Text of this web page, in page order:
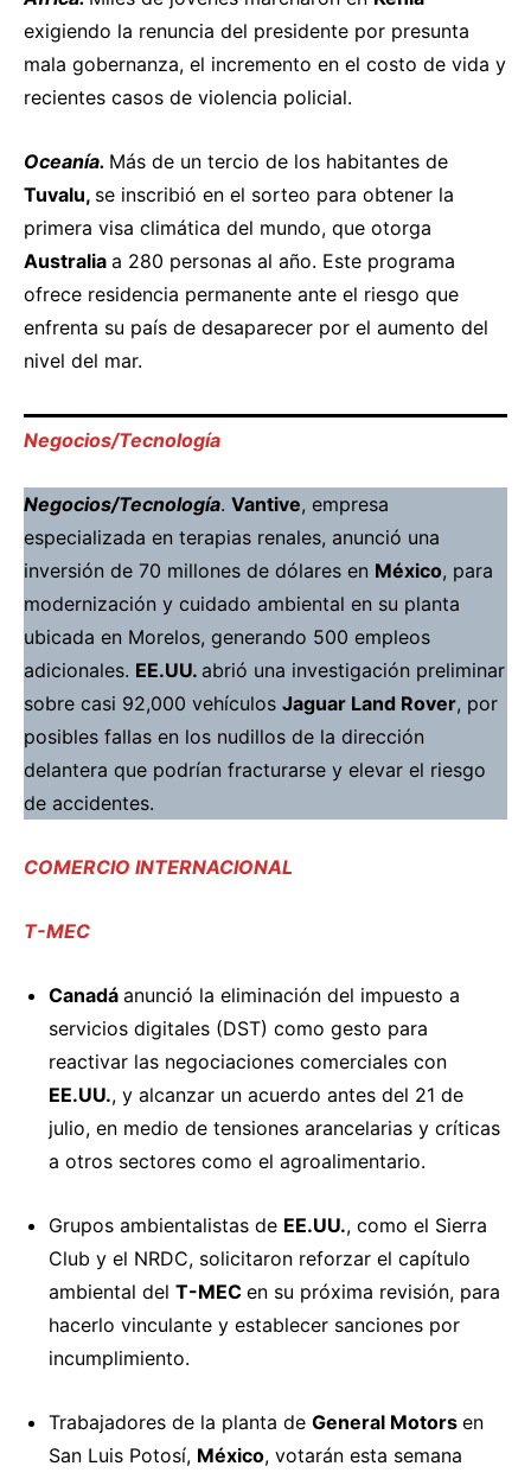
exigiendo la renuncia del presidente por presunta
mala gobernanza, el incremento en el costo de vida y
recientes casos de violencia policial.
Oceanía. Más de un tercio de los habitantes de
Tuvalu, se inscribió en el sorteo para obtener la
primera visa climática del mundo, que otorga
Australia a 280 personas al año. Este programa
ofrece residencia permanente ante el riesgo que
enfrenta su país de desaparecer por el aumento del
nivel del mar.
Negocios/Tecnología
Negocios/Tecnología. Vantive, empresa
especializada en terapias renales, anunció una
inversión de 70 millones de dólares en México, para
modernización y cuidado ambiental en su planta
ubicada en Morelos, generando 500 empleos
adicionales. EE.UU. abrió una investigación preliminar
sobre casi 92,000 vehículos Jaguar Land Rover, por
posibles fallas en los nudillos de la dirección
delantera que podrían fracturarse y elevar el riesgo
de accidentes.
COMERCIO INTERNACIONAL
T-MEC
Canadá anunció la eliminación del impuesto a
servicios digitales (DST) como gesto para
reactivar las negociaciones comerciales con
EE.UU., y alcanzar un acuerdo antes del 21 de
julio, en medio de tensiones arancelarias y críticas
a otros sectores como el agroalimentario.
Grupos ambientalistas de EE.UU., como el Sierra
Club y el NRDC, solicitaron reforzar el capítulo
ambiental del T-MEC en su próxima revisión, para
hacerlo vinculante y establecer sanciones por
incumplimiento.
Trabajadores de la planta de General Motors en
San Luis Potosí, México, votarán esta semana